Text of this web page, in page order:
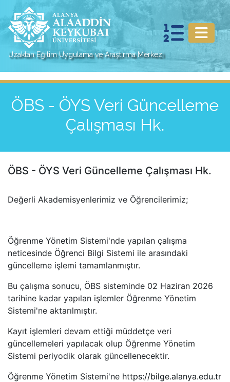
Uzaktan Eğitim Uygulama ve Araştırma Merkezi
ÖBS - ÖYS Veri Güncelleme
Çalışması Hk.
ÖBS - ÖYS Veri Güncelleme Çalışması Hk.
Değerli Akademisyenlerimiz ve Öğrencilerimiz;
Öğrenme Yönetim Sistemi'nde yapılan çalışma
neticesinde Öğrenci Bilgi Sistemi ile arasındaki
güncelleme işlemi tamamlanmıştır.
Bu çalışma sonucu, ÖBS sisteminde 02 Haziran 2026
tarihine kadar yapılan işlemler Öğrenme Yönetim
Sistemi'ne aktarılmıştır.
Kayıt işlemleri devam ettiği müddetçe veri
güncellemeleri yapılacak olup Öğrenme Yönetim
Sistemi periyodik olarak güncellenecektir.
Öğrenme Yönetim Sistemi'ne https://bilge.alanya.edu.tr